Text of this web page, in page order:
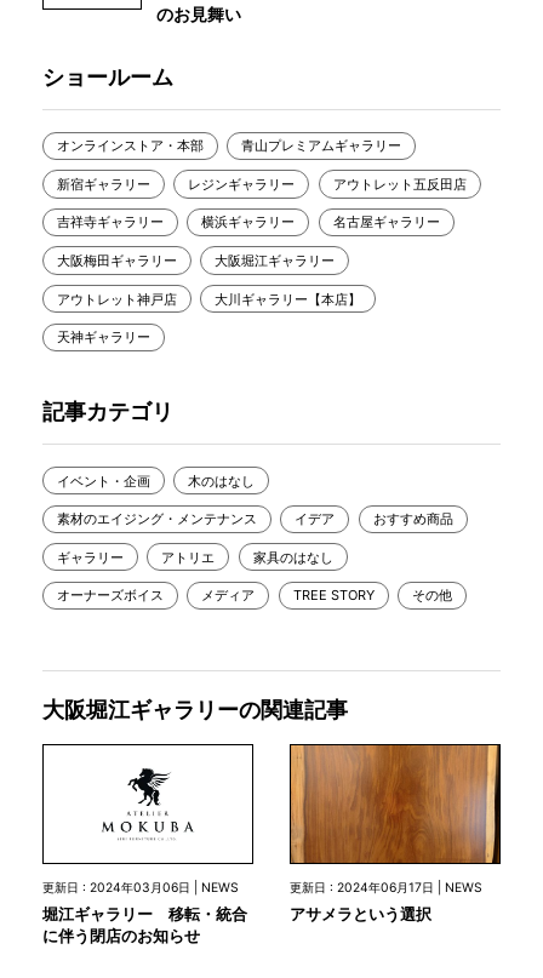
のお見舞い
ショールーム
オンラインストア・本部 青山プレミアムギャラリー
新宿ギャラリー レジンギャラリー アウトレット五反田店
吉祥寺ギャラリー 横浜ギャラリー 名古屋ギャラリー
大阪梅田ギャラリー 大阪堀江ギャラリー
アウトレット神戸店 大川ギャラリー【本店】
天神ギャラリー
記事カテゴリ
イベント・企画 木のはなし
素材のエイジング・メンテナンス イデア おすすめ商品
ギャラリー アトリエ 家具のはなし
オーナーズボイス メディア TREE STORY その他
大阪堀江ギャラリーの関連記事
更新日 : 2024年03月06日 | NEWS
堀江ギャラリー 移転・統合
に伴う閉店のお知らせ
更新日 : 2024年06月17日 | NEWS
アサメラという選択